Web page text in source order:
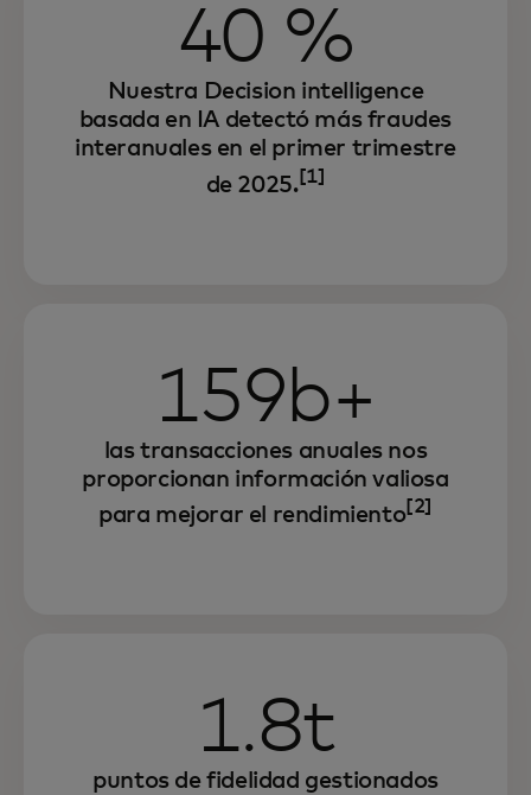
40 %
Nuestra Decision intelligence
basada en IA detectó más fraudes
interanuales en el primer trimestre
de 2025. [1]
159b+
las transacciones anuales nos
proporcionan información valiosa
para mejorar el rendimiento [2]
1.8t
puntos de fidelidad gestionados